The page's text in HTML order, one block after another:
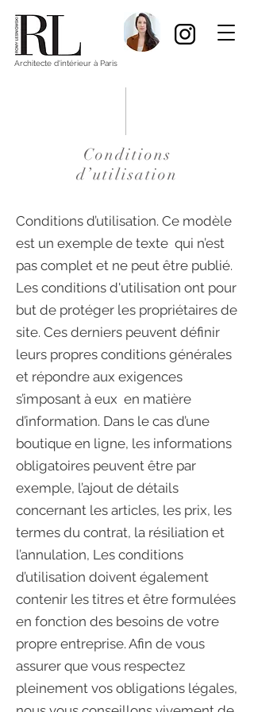
Architecte d'intérieur à Paris
Conditions
d’utilisation
Conditions d’utilisation. Ce modèle
est un exemple de texte qui n’est
pas complet et ne peut être publié.
Les conditions d'utilisation ont pour
but de protéger les propriétaires de
site. Ces derniers peuvent définir
leurs propres conditions générales
et répondre aux exigences
s’imposant à eux en matière
d’information. Dans le cas d’une
boutique en ligne, les informations
obligatoires peuvent être par
exemple, l’ajout de détails
concernant les articles, les prix, les
termes du contrat, la résiliation et
l’annulation, Les conditions
d’utilisation doivent également
contenir les titres et être formulées
en fonction des besoins de votre
propre entreprise. Afin de vous
assurer que vous respectez
pleinement vos obligations légales,